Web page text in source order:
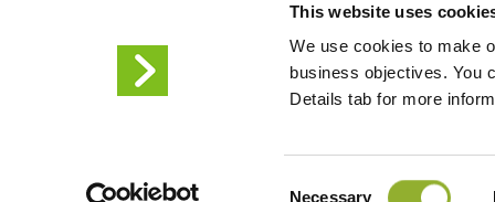
This website uses
We use cookies to make
business objectives. You
Details tab for more
Necessary
motocicletas, autobuses y camiones para
ciudades. Nuestras soluciones de carga
empresas y ciudades el suministro de la
los conductores de VE , mientras que la
Condiciones de uso